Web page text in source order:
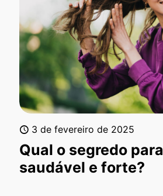
3 de fevereiro de 2025
Qual o segredo
saudável e forte?